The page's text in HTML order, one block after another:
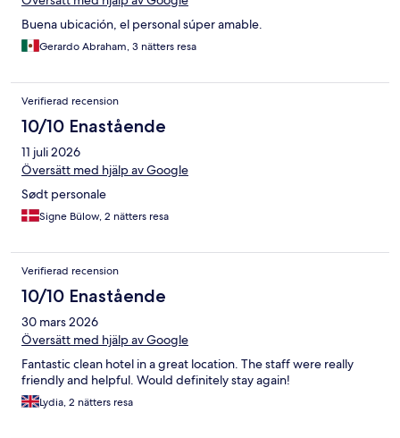
Buena ubicación, el personal súper amable.
Gerardo Abraham, 3 nätters resa
Verifierad recension
10/10 Enastående
11 juli 2026
Översätt med hjälp av Google
Sødt personale
Signe Bülow, 2 nätters resa
Verifierad recension
10/10 Enastående
30 mars 2026
Översätt med hjälp av Google
Fantastic clean hotel in a great location. The staff were really
friendly and helpful. Would definitely stay again!
Lydia, 2 nätters resa